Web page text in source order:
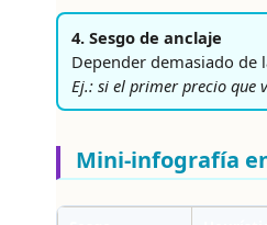
4. Sesgo de anclaje
Depender demasiado
Ej.: si el primer precio que
Mini-infografía